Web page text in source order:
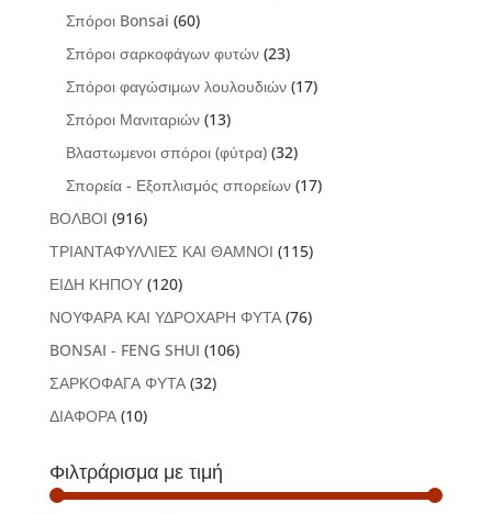
Σπόροι Bonsai (60)
Σπόροι σαρκοφάγων φυτών (23)
Σπόροι φαγώσιμων λουλουδιών (17)
Σπόροι Μανιταριών (13)
Βλαστωμενοι σπόροι (φύτρα) (32)
Σπορεία - Εξοπλισμός σπορείων (17)
ΒΟΛΒΟΙ (916)
ΤΡΙΑΝΤΑΦΥΛΛΙΕΣ ΚΑΙ ΘΑΜΝΟΙ (115)
ΕΙΔΗ ΚΗΠΟΥ (120)
ΝΟΥΦΑΡΑ ΚΑΙ ΥΔΡΟΧΑΡΗ ΦΥΤΑ (76)
BONSAI - FENG SHUI (106)
ΣΑΡΚΟΦΑΓΑ ΦΥΤΑ (32)
ΔΙΑΦΟΡΑ (10)
Φιλτράρισμα με τιμή